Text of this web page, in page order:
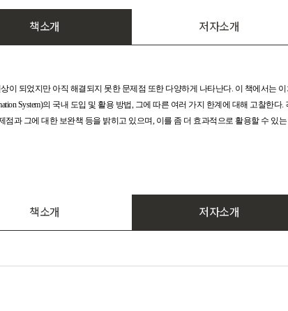
책소개 저자소개
이 되었지만 아직 해결되지 못한 문제점 또한 다양하게 나타난다. 이 책에서는
System)의 국내 도입 및 활용 방법, 그에 따른 여러 가지 한계에 대해 고찰한
과 그에 대한 보완책 등을 밝히고 있으며, 이를 좀 더 효과적으로 활용할 수 있
책소개 저자소개